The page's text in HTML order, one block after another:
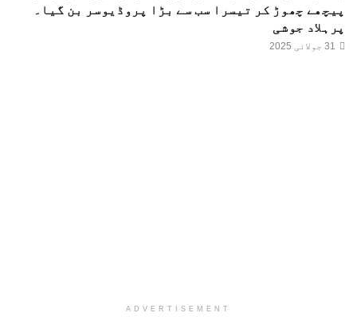
پیچھے چھوڑ کر تیسرا سب سے بڑا پروڈیوسر بن گیا۔
پرہلاد جوشی
ADVERTISEMENT